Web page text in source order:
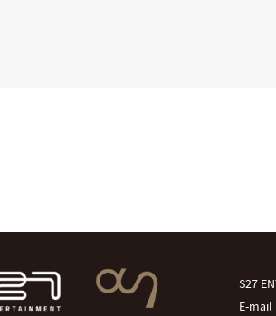
S27
E-